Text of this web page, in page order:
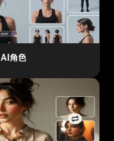
AI角色